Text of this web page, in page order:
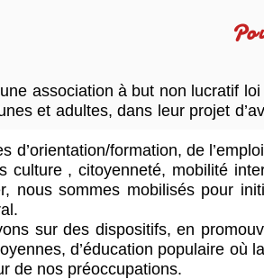
association à but non lucratif
et adultes, dans leur projet
d’orientation/formation, de
culture , citoyenneté, mobilité
nous sommes mobilisés pour
sur des dispositifs, en
d’éducation populaire où
de nos préoccupations.